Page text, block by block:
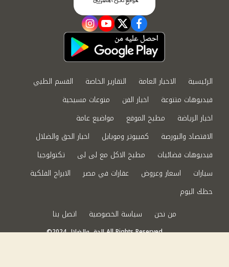
facebook
twitter
youtube
instagram
الرئيسية الاخبار العامة التقارير الخاصة
القسم الطبي
فيديوهات متنوعة
اخبار الفن
منوعات مسيحية
اخبار الرياضة
مطبخ الموقع
مواضيع عامة
الاقتصاد والبورصة
كمبيوتر وموبايل
اخبار الحق والضلال
فيديوهات فضائيات
مطبخ الاكل مع لى لى
تكنولوجيا
سيارات
اسعار وعروض عقارات في مصر
الابراج الفلكية
حظك اليوم
من نحن
سياسة الخصوصية اتصل بنا
©2024 الحق والضلال All Rights Reserved.